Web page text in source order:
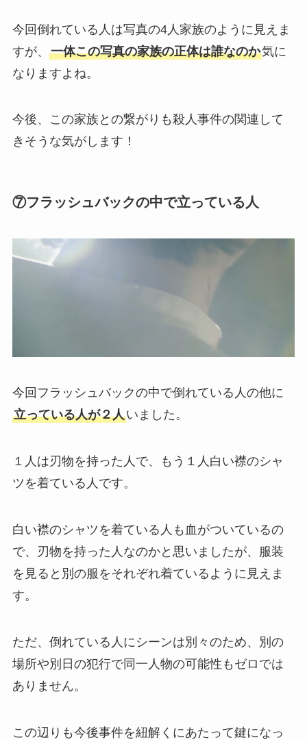
今回倒れている人は写真の4人家族のように見えま
すが、 一体この写真の家族の正体は誰なのか気に
なりますよね。
今後、この家族との繋がりも殺人事件の関連して
きそうな気がします！
⑦フラッシュバックの中で立っている人
今回フラッシュバックの中で倒れている人の他に
立っている人が２人いました。
１人は刃物を持った人で、もう１人白い襟のシャ
ツを着ている人です。
白い襟のシャツを着ている人も血がついているの
で、刃物を持った人なのかと思いましたが、服装
を見ると別の服をそれぞれ着ているように見えま
す。
ただ、倒れている人にシーンは別々のため、別の
場所や別日の犯行で同一人物の可能性もゼロでは
ありません。
この辺りも今後事件を紐解くにあたって鍵になっ